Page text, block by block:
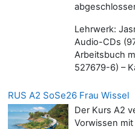
Lehrwerk:
Audio-CDs
Arbeitsbuch
527679-6) –
RUS A2 SoSe26 Frau Wissel
Der Kurs A2
Vorwissen